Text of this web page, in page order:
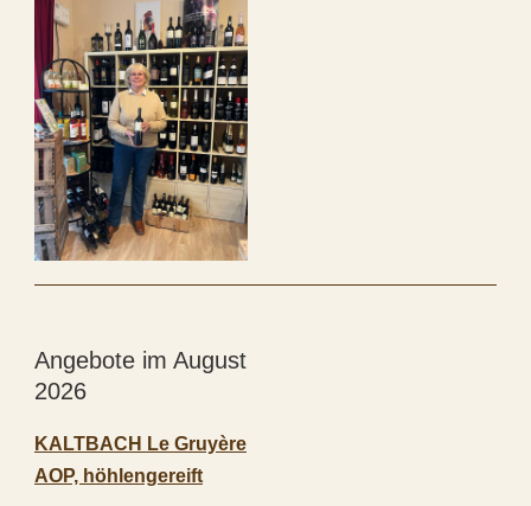
Angebote im August
2026
KALTBACH Le Gruyère
AOP, höhlengereift